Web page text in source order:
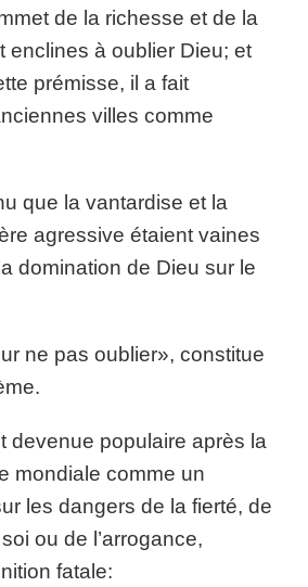
de la richesse et de la
enclines à oublier Dieu; et
prémisse, il a fait
villes comme
que la vantardise et la
agressive étaient vaines
domination de Dieu sur le
ne pas oublier», constitue
devenue populaire après la
mondiale comme un
les dangers de la fierté, de
ou de l’arrogance,
fatale: